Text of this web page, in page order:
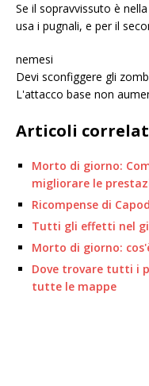
Se il sopravvissuto è
usa i pugnali, e per il
nemesi
Devi sconfiggere gli
L'attacco base non
Articoli
Morto di giorno:
migliorare le
Ricompense di
Tutti gli effetti nel
Morto di giorno:
Dove trovare tutti i
tutte le mappe